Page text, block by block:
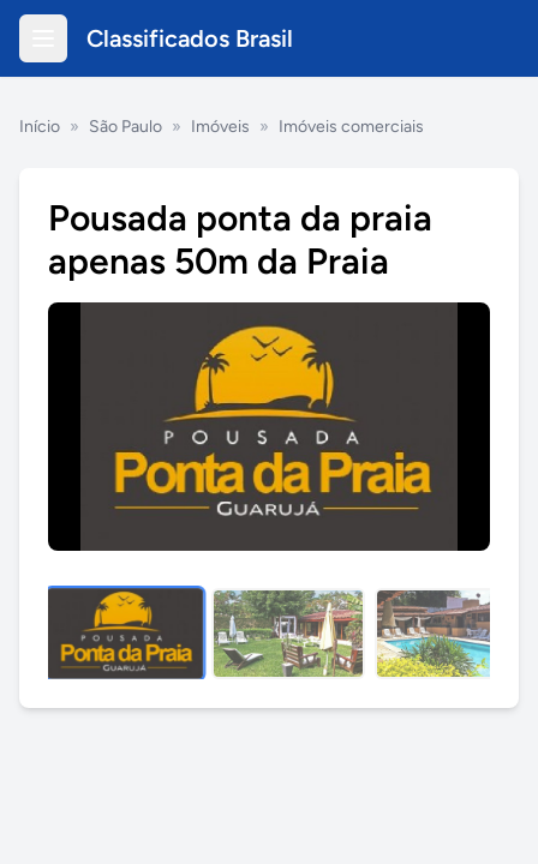
Classificados Brasil
Início » São Paulo » Imóveis » Imóveis comerciais
Pousada ponta da praia
apenas 50m da Praia